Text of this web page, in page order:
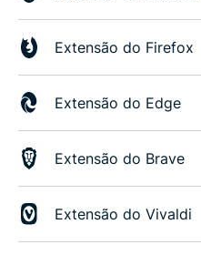
Extensão do Firefox
Extensão do Edge
Extensão do Brave
Extensão do Vivaldi